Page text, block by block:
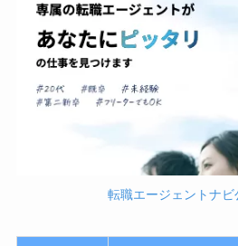
転職エージェントナビ